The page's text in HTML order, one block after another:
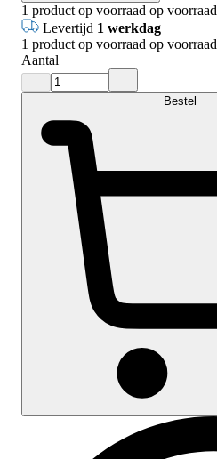
1 product op voorraad op voorraad
Levertijd 1 werkdag
1 product op voorraad op voorraad
Aantal
Bestel